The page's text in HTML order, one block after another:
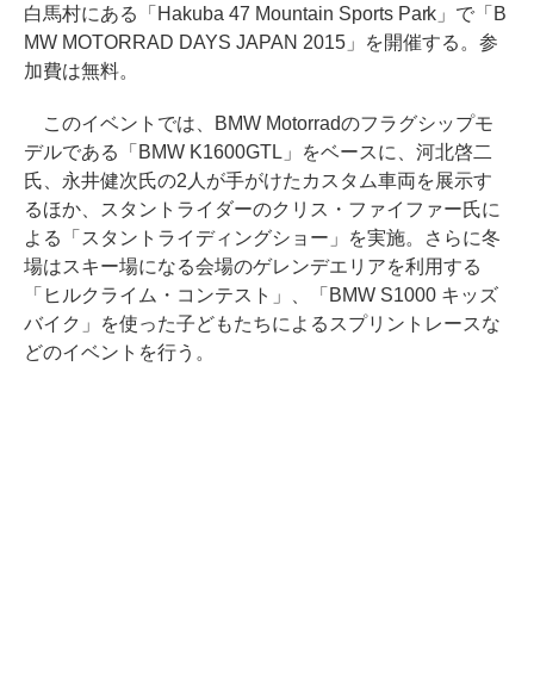
白馬村にある「Hakuba 47 Mountain Sports Park」で「B
MW MOTORRAD DAYS JAPAN 2015」を開催する。参
加費は無料。
このイベントでは、BMW Motorradのフラグシップモ
デルである「BMW K1600GTL」をベースに、河北啓二
氏、永井健次氏の2人が手がけたカスタム車両を展示す
るほか、スタントライダーのクリス・ファイファー氏に
よる「スタントライディングショー」を実施。さらに冬
場はスキー場になる会場のゲレンデエリアを利用する
「ヒルクライム・コンテスト」、「BMW S1000 キッズ
バイク」を使った子どもたちによるスプリントレースな
どのイベントを行う。